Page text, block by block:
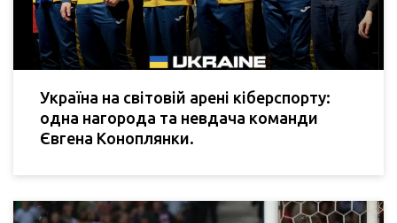
Україна на світовій арені кіберспорту:
одна нагорода та невдача команди
Євгена Коноплянки.